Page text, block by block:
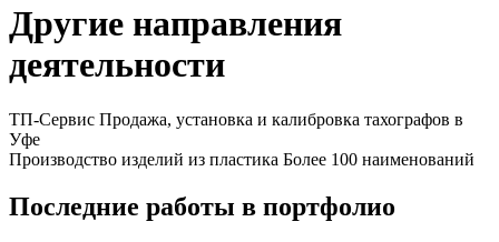
Другие направления
деятельности
ТП-Сервис Продажа, установка и калибровка тахографов в
Уфе
Производство изделий из пластика Более 100 наименований
Последние работы в портфолио